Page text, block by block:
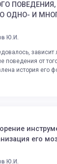
ПОВЕДЕНИЯ,
ОДНО- И
Ю.И.
зависит
поведения от
история его
его
Ю.И.